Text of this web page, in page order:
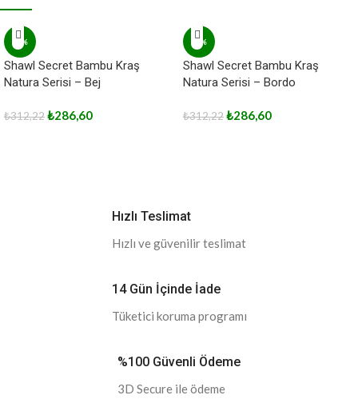
-8%
Shawl Secret Bambu Kraş
Natura Serisi – Bej
₺312,22₺286,60
-8%
Shawl Secret Bambu Kraş
Natura Serisi – Bordo
₺312,22₺286,60
Hızlı Teslimat
Hızlı ve güvenilir teslimat
14 Gün İçinde İade
Tüketici koruma programı
%100 Güvenli Ödeme
3D Secure ile ödeme